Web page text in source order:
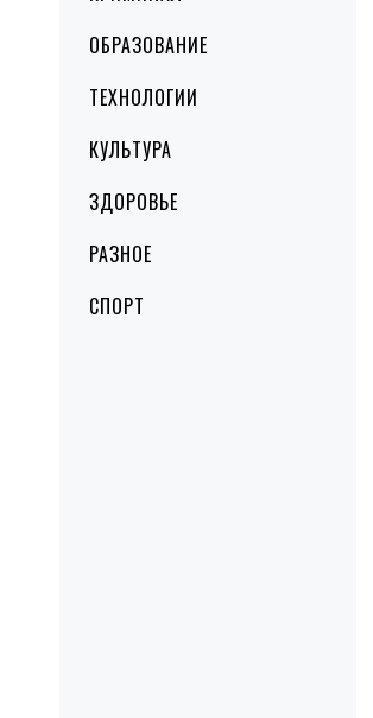
ОБРАЗОВАНИЕ
ТЕХНОЛОГИИ
КУЛЬТУРА
ЗДОРОВЬЕ
РАЗНОЕ
СПОРТ